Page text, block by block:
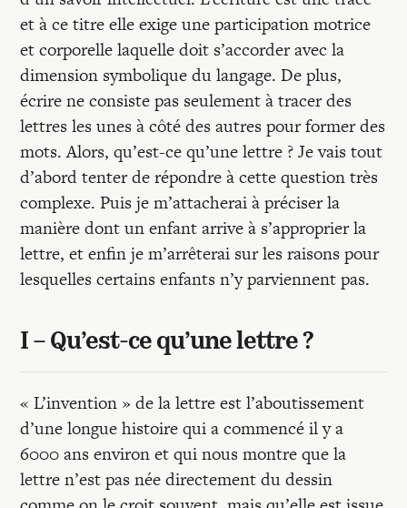
Mon panier
Mon compte
et à ce titre elle exige une participation motrice
et corporelle laquelle doit s’accorder avec la
dimension symbolique du langage. De plus,
écrire ne consiste pas seulement à tracer des
lettres les unes à côté des autres pour former des
mots. Alors, qu’est-ce qu’une lettre ? Je vais tout
d’abord tenter de répondre à cette question très
complexe. Puis je m’attacherai à préciser la
manière dont un enfant arrive à s’approprier la
lettre, et enfin je m’arrêterai sur les raisons pour
lesquelles certains enfants n’y parviennent pas.
I – Qu’est-ce qu’une lettre ?
« L’invention » de la lettre est l’aboutissement
d’une longue histoire qui a commencé il y a
6000 ans environ et qui nous montre que la
lettre n’est pas née directement du dessin